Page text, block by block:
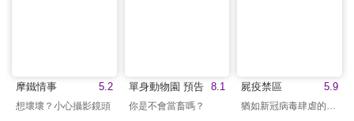
5.2
摩鐵情事
想壞壞？小心攝影鏡頭
8.1
單身動物園 預告
你是不會當畜嗎？
5.9
屍疫禁區